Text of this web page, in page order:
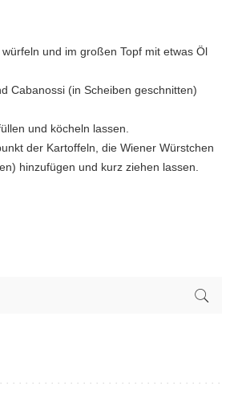
und im großen Topf mit etwas Öl
Cabanossi (in Scheiben geschnitten)
und köcheln lassen.
der Kartoffeln, die Wiener Würstchen
hinzufügen und kurz ziehen lassen.